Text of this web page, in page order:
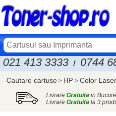
021 413 3333 / 0744
Cautare cartuse > HP > Color
Livrare Gratuitain
Livrare Gratuitala 3